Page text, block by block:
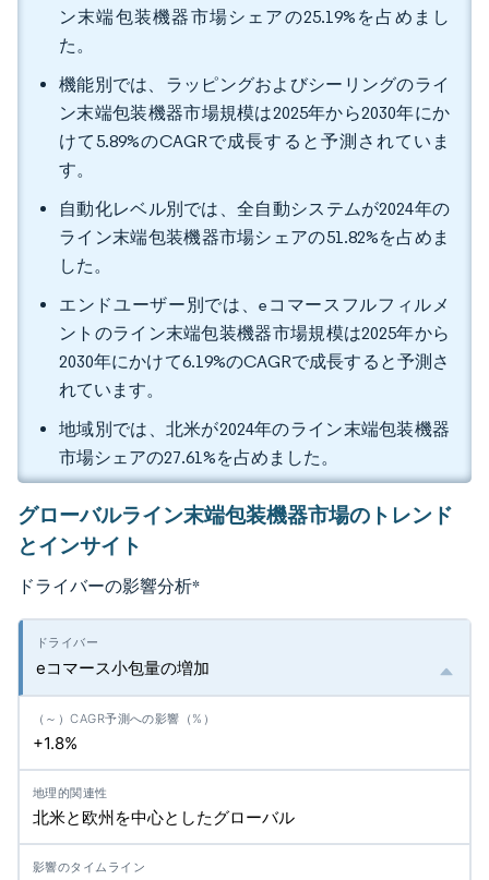
ン末端包装機器市場シェアの25.19%を占めまし
た。
機能別では、ラッピングおよびシーリングのライ
ン末端包装機器市場規模は2025年から2030年にか
けて5.89%のCAGRで成長すると予測されていま
す。
自動化レベル別では、全自動システムが2024年の
ライン末端包装機器市場シェアの51.82%を占めま
した。
エンドユーザー別では、eコマースフルフィルメ
ントのライン末端包装機器市場規模は2025年から
2030年にかけて6.19%のCAGRで成長すると予測さ
れています。
地域別では、北米が2024年のライン末端包装機器
市場シェアの27.61%を占めました。
グローバルライン末端包装機器市場のトレンド
とインサイト
ドライバーの影響分析*
eコマース小包量の増加
+1.8%
北米と欧州を中心としたグローバル